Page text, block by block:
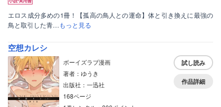
エロス成分多めの1冊！【孤高の鳥人との運命】体と引き換えに最強の
鳥と取引した青…もっと見る
空想カレシ
ボーイズラブ漫画
著者：ゆうき
出版社：一迅社
168ページ
試し読み
作品詳細